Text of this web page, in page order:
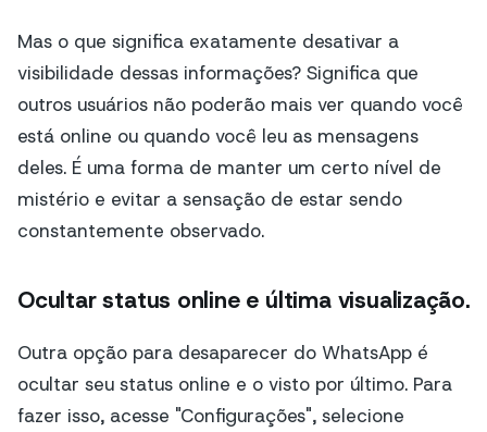
Mas o que significa exatamente desativar a
visibilidade dessas informações? Significa que
outros usuários não poderão mais ver quando você
está online ou quando você leu as mensagens
deles. É uma forma de manter um certo nível de
mistério e evitar a sensação de estar sendo
constantemente observado.
Ocultar status online e última visualização.
Outra opção para desaparecer do WhatsApp é
ocultar seu status online e o visto por último. Para
fazer isso, acesse "Configurações", selecione